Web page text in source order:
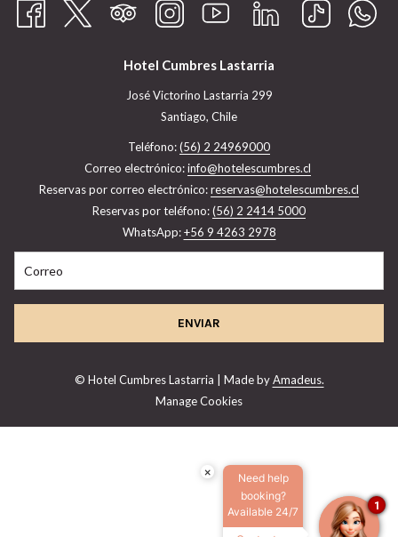
Hotel Cumbres Lastarria
José Victorino Lastarria 299
Santiago, Chile
Teléfono:(56) 2 24969000
Correo electrónico:info@hotelescumbres.cl
​Reservas por correo electrónico:reservas@hotelescumbres.cl
Reservas por teléfono:(56) 2 2414 5000
WhatsApp:+56 9 4263 2978
ENVIAR
© Hotel Cumbres Lastarria | Made byAmadeus.
Manage Cookies
×
Need help
booking?
Available 24/7
1